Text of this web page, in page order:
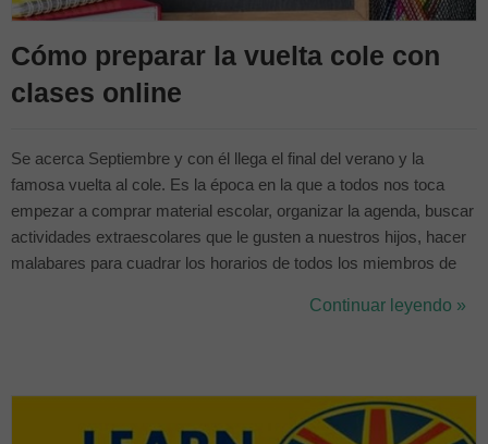
Cómo preparar la vuelta cole con
clases online
Se acerca Septiembre y con él llega el final del verano y la
famosa vuelta al cole. Es la época en la que a todos nos toca
empezar a comprar material escolar, organizar la agenda, buscar
actividades extraescolares que le gusten a nuestros hijos, hacer
malabares para cuadrar los horarios de todos los miembros de
ido olvidando durante las vacaciones de verano. Los niños viven
Continuar leyendo »